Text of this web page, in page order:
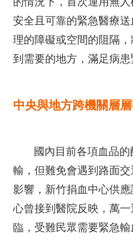
安全且可靠的緊急醫療
理的障礙或空間的阻隔
到需要的地方，滿足病患
中央與地方跨機關層
國內目前各項血品的
輸，但難免會遇到路面
影響，新竹捐血中心供
心曾接到醫院反映，萬
臨，受難民眾需要緊急